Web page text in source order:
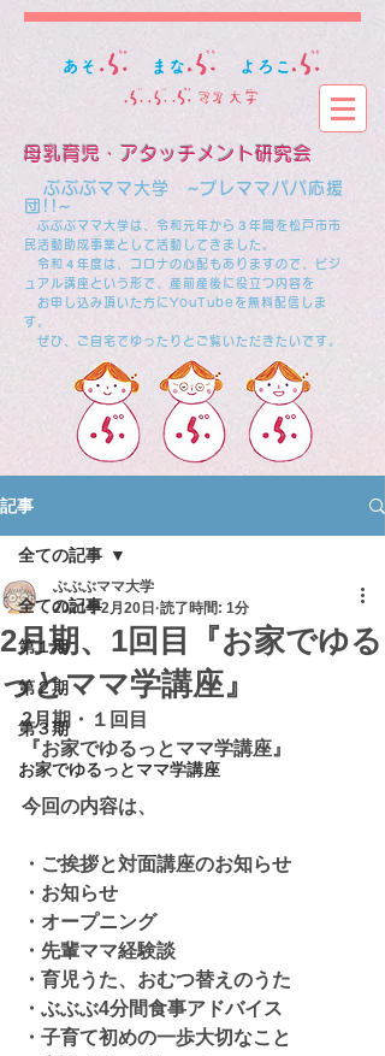
母乳育児・アタッチメント研究会
ぶぶぶママ大学 ~プレママパパ応援
団!!~
ぶぶぶママ大学は、令和元年から３年間を松戸市市
民活動助成事業として活動してきました。
​ 令和４年度は、コロナの心配もありますので、ビジ
ュアル講座という形で、産前産後に役立つ内容を
お申し込み頂いた方にYouTubeを無料配信しま
す。
ぜひ、ご自宅でゆったりとご覧いただきたいです。
記事
全ての記事
第１期
第２期
第３期
お家でゆるっとママ学講座
全ての記事
2月期、1回目『お家でゆる
っとママ学講座』
ぶぶぶママ大学
2021年2月20日 読了時間: 1分
2月期・１回目
『お家でゆるっとママ学講座』
今回の内容は、
・ご挨拶と対面講座のお知らせ
・お知らせ
・オープニング
・先輩ママ経験談
・育児うた、おむつ替えのうた
・ぶぶぶ4分間食事アドバイス
・子育て初めの一歩大切なこと